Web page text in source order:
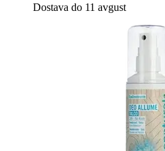
Dostava do 11 avgust